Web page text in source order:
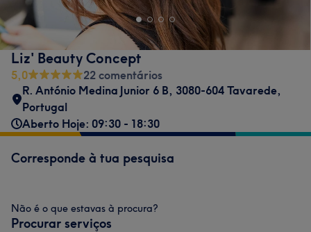
Liz' Beauty Concept
5,0
22 comentários
R. António Medina Junior 6 B, 3080-604 Tavarede,
Portugal
Aberto Hoje: 09:30 - 18:30
Corresponde à tua pesquisa
Não é o que estavas à procura?
Procurar serviços